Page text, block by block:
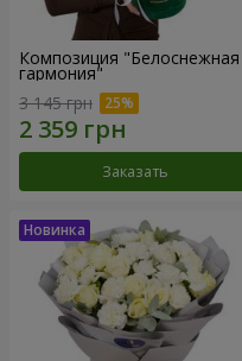
Композиция "Белоснежная
гармония"
3 145 грн
Заказать